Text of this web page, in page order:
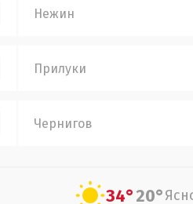
Нежин
Прилуки
Чернигов
34°20°